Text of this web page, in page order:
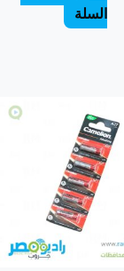
السلة